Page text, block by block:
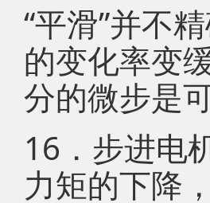
“平滑”并不
的变化率变
分的微步是
16．步进电
力矩的下降